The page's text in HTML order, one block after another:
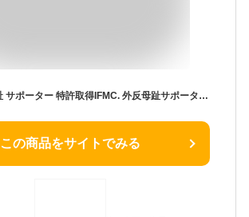
外反母趾 内反小趾 サポーター 特許取得IFMC. 外反母趾サポーター ないはんしょうし 足指セパレーター 靴が履ける PREMIUMフットケアサポーター やわらかシリコン 両足セット 男女兼用 フリーサイズ 日本製
この商品をサイトでみる